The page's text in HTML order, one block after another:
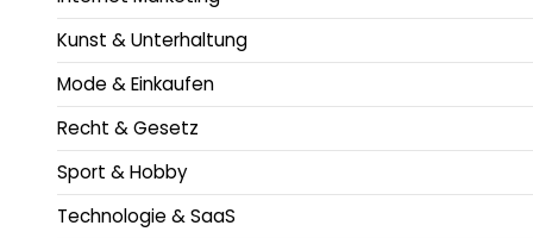
Kunst & Unterhaltung
Mode & Einkaufen
Recht & Gesetz
Sport & Hobby
Technologie & SaaS